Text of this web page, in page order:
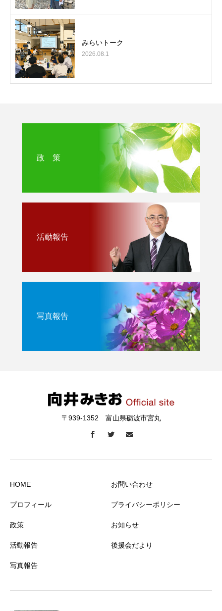
みらいトーク
2026.08.1
政 策
活動報告
写真報告
〒939-1352 富山県砺波市宮丸
HOME
プロフィール
政策
活動報告
写真報告
お問い合わせ
プライバシーポリシー
お知らせ
後援会だより